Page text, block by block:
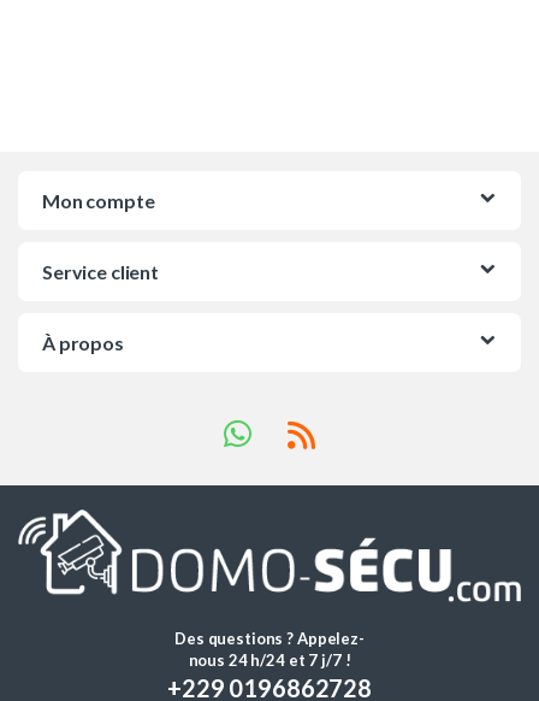
Mon compte
Service client
À propos
Des questions ? Appelez-
nous 24 h/24 et 7 j/7 !
+229 0196862728